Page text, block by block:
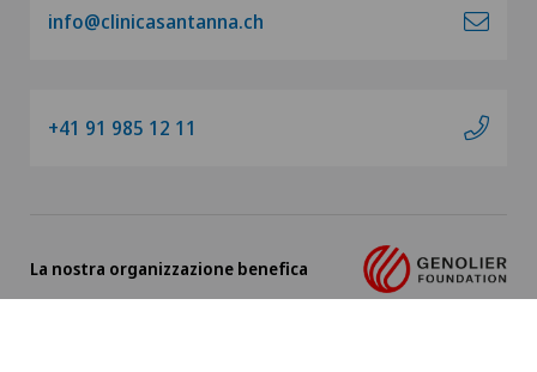
info@clinicasantanna.ch
+41 91 985 12 11
La nostra organizzazione benefica